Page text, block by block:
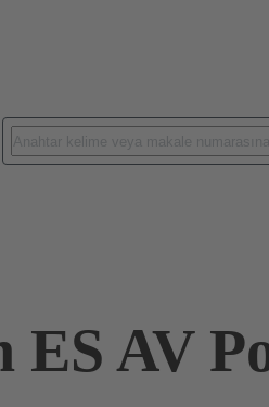
konnektörler / Han®
ES AV